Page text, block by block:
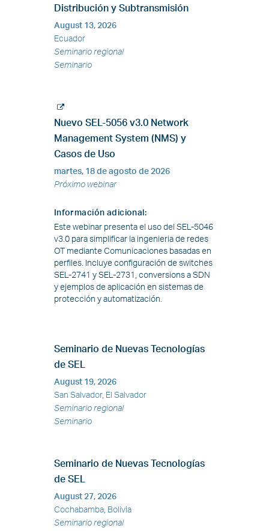
Distribución y Subtransmisión
August 13, 2026
Ecuador
Seminario regional
Seminario
Nuevo SEL-5056 v3.0 Network
Management System (NMS) y
Casos de Uso
martes, 18 de agosto de 2026
Próximo webinar
Información adicional :
Este webinar presenta el uso del SEL-5046
v3.0 para simplificar la ingenieria de redes
OT mediante Comunicaciones basadas en
perfiles. Incluye configuración de switches
SEL-2741 y SEL-2731, conversions a SDN
y ejemplos de aplicación en sistemas de
protección y automatización.
Seminario de Nuevas Tecnologías
de SEL
August 19, 2026
San Salvador, El Salvador
Seminario regional
Seminario
Seminario de Nuevas Tecnologías
de SEL
August 27, 2026
Cochabamba, Bolivia
Seminario regional